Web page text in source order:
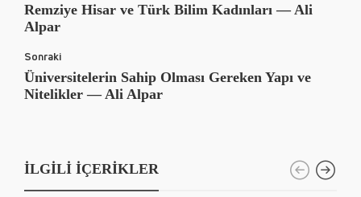
Remziye Hisar ve Türk Bilim Kadınları — Ali
Alpar
Sonraki
Üniversitelerin Sahip Olması Gereken Yapı ve
Nitelikler — Ali Alpar
İLGILI İÇERIKLER